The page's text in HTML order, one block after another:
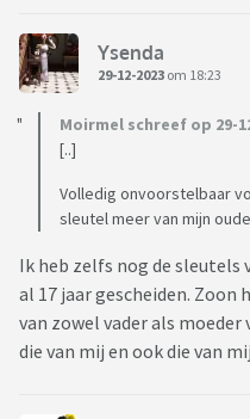
Ysenda
29-12-2023 om 18:23
Moirmel schreef op 29-
[..]
Volledig onvoorstelbaar
sleutel meer van mijn
Ik heb zelfs nog de sleutels
al 17 jaar gescheiden. Zoon
van zowel vader als
die van mij en ook die van